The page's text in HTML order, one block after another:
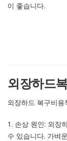
이 좋습니다.
외장하드
외장하드 복구비
1. 손상 원인: 외장
수 있습니다. 가벼